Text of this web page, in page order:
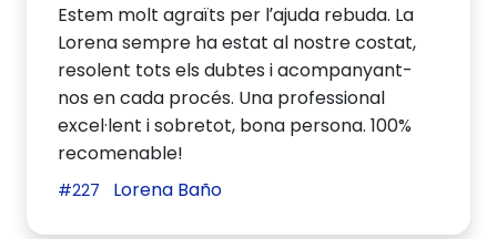
Estem molt agraïts per l’ajuda rebuda. La
Lorena sempre ha estat al nostre costat,
resolent tots els dubtes i acompanyant-
nos en cada procés. Una professional
excel·lent i sobretot, bona persona. 100%
recomenable!
#227 Lorena Baño